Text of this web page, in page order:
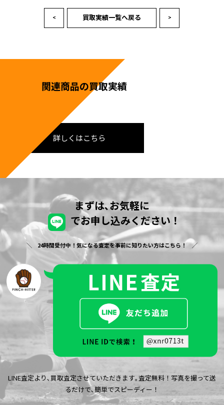
< 買取実績一覧へ戻る >
関連商品の買取実績
詳しくはこちら
まずは､お気軽に
でお申し込みください！
24時間受付中！気になる査定を事前に知りたい方はこちら！
LINE査定より､買取査定させていただきます｡査定無料！写真を撮って送
るだけで､簡単でスピーディー！